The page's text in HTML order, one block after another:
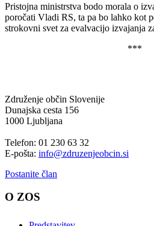
Pristojna ministrstva bodo morala o
poročati Vladi RS, ta pa bo lahko kot
strokovni svet za evalvacijo izvajanja
***
Združenje občin Slovenije
Dunajska cesta 156
1000 Ljubljana
Telefon: 01 230 63 32
E-pošta: info@zdruzenjeobcin.si
Postanite član
O ZOS